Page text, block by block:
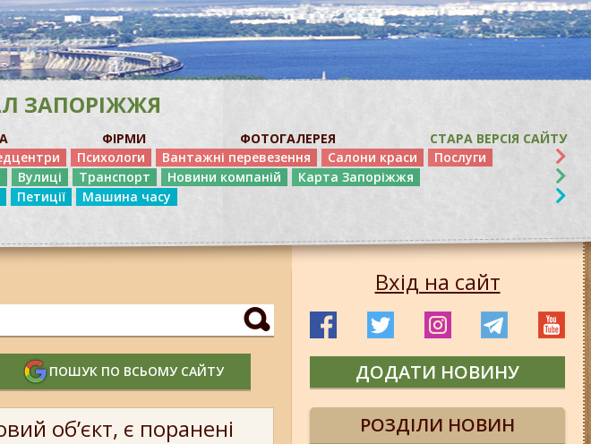
ЗАПОРІЖЖЯ
ФІРМИ ФОТОГАЛЕРЕЯ
СТАРА ВЕРСІЯ САЙТУ
Психологи Вантажні перевезення Салони краси
Послуги
Вулиці Транспорт Новини компаній
Карта Запоріжжя
Петиції Машина часу
ПОШУК ПО ВСЬОМУ САЙТУ
об’єкт, є поранені
Вхід на сайт
ДОДАТИ НОВИНУ
РОЗДІЛИ НОВИН